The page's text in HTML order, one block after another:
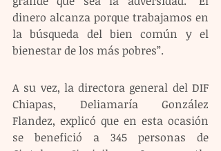
dinero alcanza porque trabajamos en
la búsqueda del bien común y el
bienestar de los más pobres”.
A su vez, la directora general del DIF
Chiapas, Deliamaría González
Flandez, explicó que en esta ocasión
se benefició a 345 personas de